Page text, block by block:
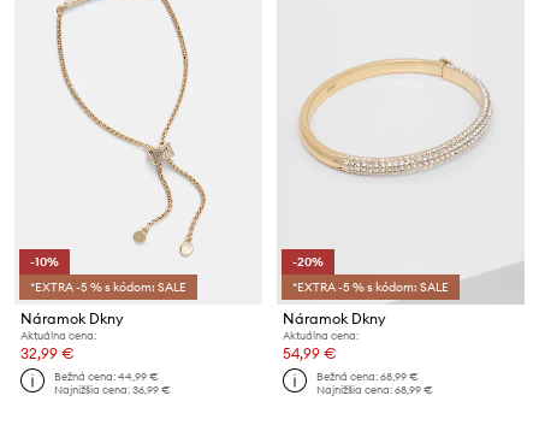
-10%
*EXTRA -5 % s kódom: SALE
Náramok Dkny
Aktuálna cena:
32,99 €
Bežná cena:44,99 €
Najnižšia cena:36,99 €
-20%
*EXTRA -5 % s kódom: SALE
Náramok Dkny
Aktuálna cena:
54,99 €
Bežná cena:68,99 €
Najnižšia cena:68,99 €